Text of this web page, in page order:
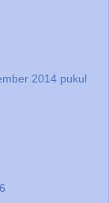
2014 pukul